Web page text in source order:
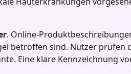
.
betroffen sind. Nutzer prüfen
Eine klare Kennzeichnung